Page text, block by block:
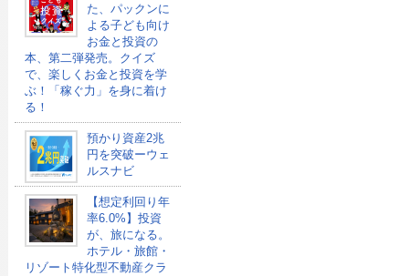
た、パックンに
よる子ども向け
お金と投資の
本、第二弾発売。クイズ
で、楽しくお金と投資を学
ぶ！「稼ぐ力」を身に着け
る！
預かり資産2兆
円を突破ーウェ
ルスナビ
【想定利回り年
率6.0%】投資
が、旅になる。
ホテル・旅館・
リゾート特化型不動産クラ